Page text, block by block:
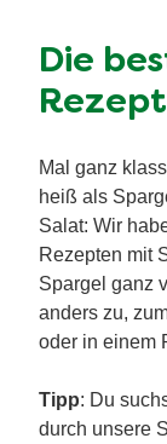
Die
Mal ganz
heiß als
Salat: Wir
Rezepten mit
Spargel ganz
anders zu,
oder in einem
Tipp: Du
durch unsere